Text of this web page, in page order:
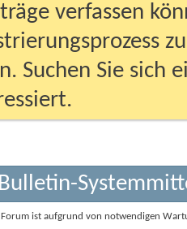
verfassen
Suchen Sie sich
Forum ist aufgrund von notwendigen